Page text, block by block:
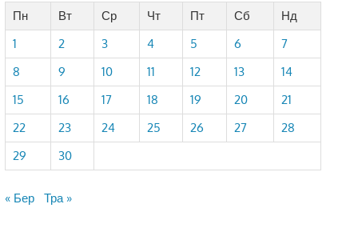
Пн
Вт Ср Чт Пт Сб
Нд
1
2 3 4 5 6
7
8
9 10 11 12 13
14
15
16 17 18 19 20
21
22
23 24 25 26 27
28
29
30
« Бер Тра »